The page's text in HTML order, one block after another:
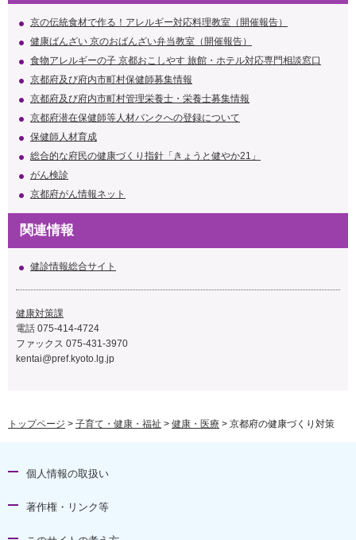
京の伝統食材で作る！アレルギー対応料理教室（開催報告）
健康ばんざい 京のおばんざい弁当教室（開催報告）
食物アレルギーの子 京都おこしやす 旅館・ホテル対応専門相談窓口
京都府及び府内市町村保健師募集情報
京都府及び府内市町村管理栄養士・栄養士募集情報
京都府潜在保健師等人材バンクへの登録について
保健師人材育成
総合的な府民の健康づくり指針「きょうと健やか21」
がん検診
京都府がん情報ネット
関連情報
健診情報総合サイト
健康対策課
電話 075-414-4724
ファックス 075-431-3970
kentai@pref.kyoto.lg.jp
トップページ > 子育て・健康・福祉 > 健康・医療 > 京都府の健康づくり対策
個人情報の取扱い
著作権・リンク等